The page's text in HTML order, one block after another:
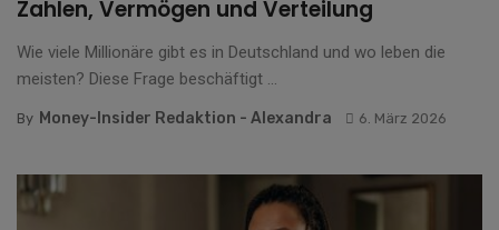
Zahlen, Vermögen und Verteilung
Wie viele Millionäre gibt es in Deutschland und wo leben die
meisten? Diese Frage beschäftigt ...
By Money-Insider Redaktion - Alexandra 6. März 2026